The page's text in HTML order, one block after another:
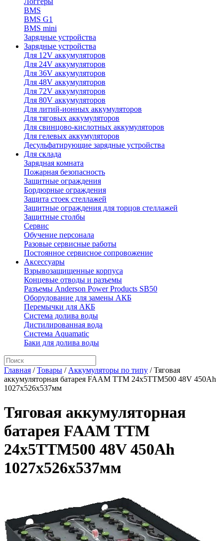
BMS
BMS G1
BMS mini
Зарядные устройства
Зарядные устройства
Для 12V аккумуляторов
Для 24V аккумуляторов
Для 36V аккумуляторов
Для 48V аккумуляторов
Для 72V аккумуляторов
Для 80V аккумуляторов
Для литий-ионных аккумуляторов
Для тяговых аккумуляторов
Для свинцово-кислотных аккумуляторов
Для гелевых аккумуляторов
Десульфатирующие зарядные устройства
Для склада
Зарядная комната
Пожарная безопасность
Защитные ограждения
Бордюрные ограждения
Защита стоек стеллажей
Защитные ограждения для торцов стеллажей
Защитные столбы
Сервис
Обучение персонала
Разовые сервисные работы
Постоянное сервисное сопровожение
Аксессуары
Взрывозащищенные корпуса
Концевые отводы и разъемы
Разъемы Anderson Power Products SB50
Оборудование для замены АКБ
Перемычки для АКБ
Система долива воды
Дистилированная вода
Система Aquamatic
Баки для долива воды
Главная /Товары / Аккумуляторы по типу /Тяговая
аккумуляторная батарея FAAM TTM 24x5TTM500 48V 450Ah
1027x526x537мм
Тяговая аккумуляторная
батарея FAAM TTM
24x5TTM500 48V 450Ah
1027x526x537мм